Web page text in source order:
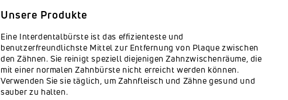
Unsere Produkte
Eine Interdentalbürste ist das effizienteste und
benutzerfreundlichste Mittel zur Entfernung von Plaque zwischen
den Zähnen. Sie reinigt speziell diejenigen Zahnzwischenräume, die
mit einer normalen Zahnbürste nicht erreicht werden können.
Verwenden Sie sie täglich, um Zahnfleisch und Zähne gesund und
sauber zu halten.